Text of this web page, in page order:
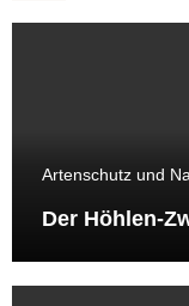
Artenschutz und
Der Höhlen-